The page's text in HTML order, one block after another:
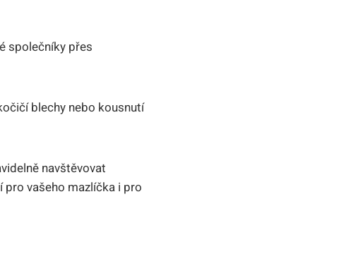
společníky přes
blechy nebo kousnutí
navštěvovat
vašeho mazlíčka i pro